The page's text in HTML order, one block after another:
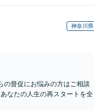
神奈川県
の督促にお悩みの方はご相談
なたの人生の再スタートを全